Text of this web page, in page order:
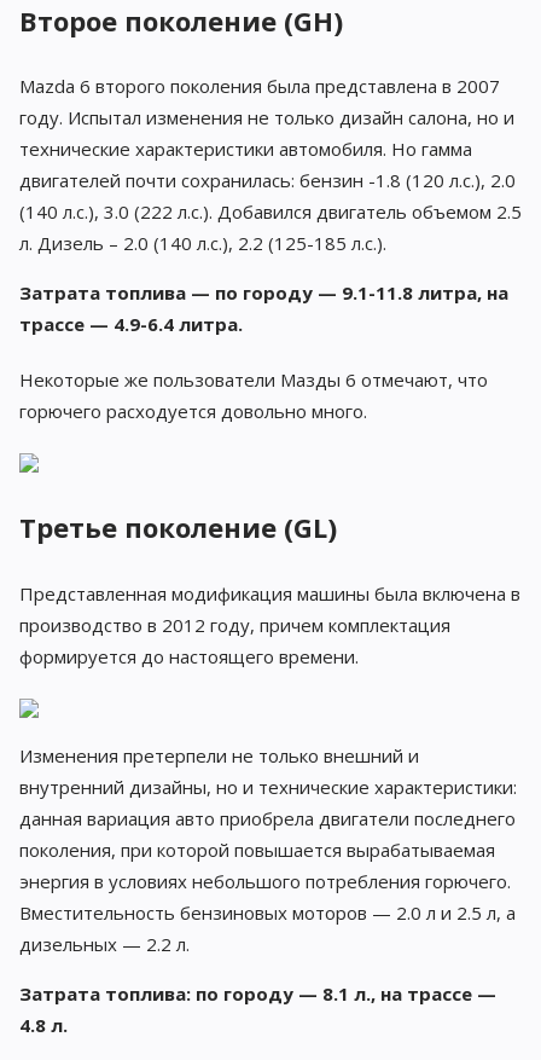
Второе поколение (GH)
Mazda 6 второго поколения была представлена в 2007
году. Испытал изменения не только дизайн салона, но и
технические характеристики автомобиля. Но гамма
двигателей почти сохранилась: бензин -1.8 (120 л.с.), 2.0
(140 л.с.), 3.0 (222 л.с.). Добавился двигатель объемом 2.5
л. Дизель – 2.0 (140 л.с.), 2.2 (125-185 л.с.).
Затрата топлива — по городу — 9.1-11.8 литра, на
трассе — 4.9-6.4 литра.
Некоторые же пользователи Мазды 6 отмечают, что
горючего расходуется довольно много.
Третье поколение (GL)
Представленная модификация машины была включена в
производство в 2012 году, причем комплектация
формируется до настоящего времени.
Изменения претерпели не только внешний и
внутренний дизайны, но и технические характеристики:
данная вариация авто приобрела двигатели последнего
поколения, при которой повышается вырабатываемая
энергия в условиях небольшого потребления горючего.
Вместительность бензиновых моторов — 2.0 л и 2.5 л, а
дизельных — 2.2 л.
Затрата топлива: по городу — 8.1 л., на трассе —
4.8 л.